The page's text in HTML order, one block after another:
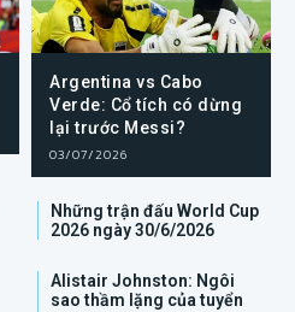
Argentina vs Cabo
Verde: Cổ tích có dừng
lại trước Messi?
03/07/2026
Những trận đấu World Cup
2026 ngày 30/6/2026
Alistair Johnston: Ngôi
sao thầm lặng của tuyển